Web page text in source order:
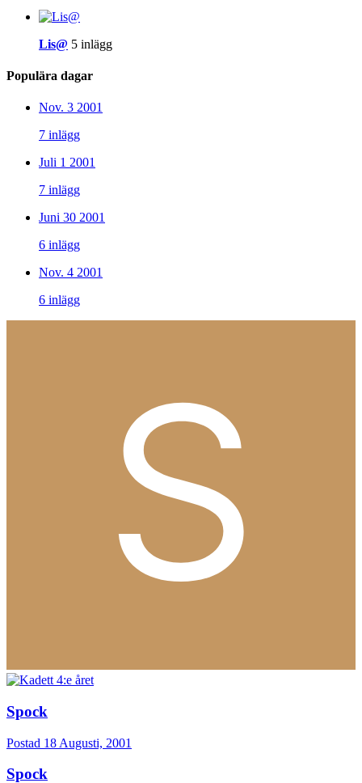
Lis@ 5 inlägg
Populära dagar
Nov. 3 2001
7 inlägg
Juli 1 2001
7 inlägg
Juni 30 2001
6 inlägg
Nov. 4 2001
6 inlägg
Spock
Postad 18 Augusti, 2001
Spock